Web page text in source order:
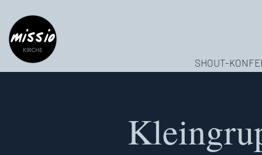
SHOUT-